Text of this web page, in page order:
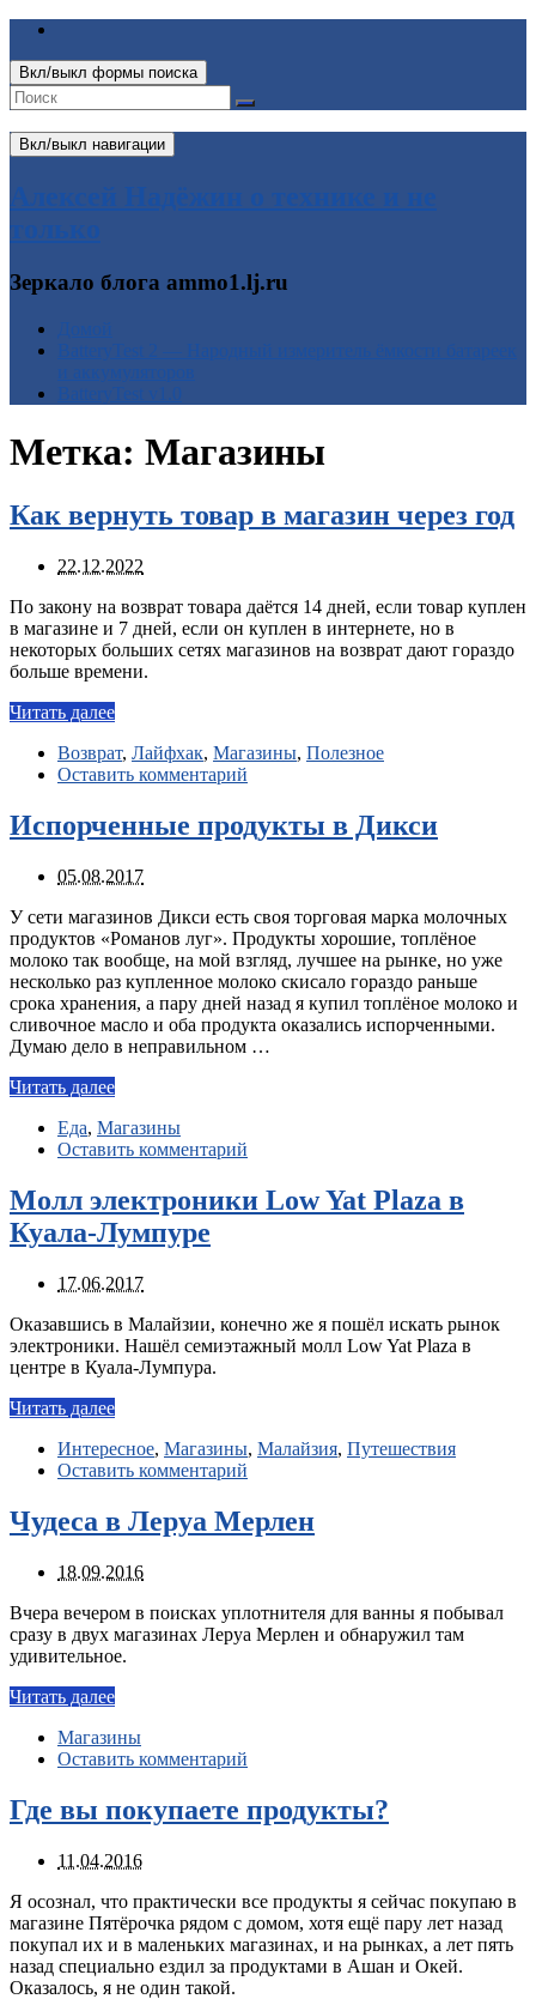
Вкл/выкл формы поиска
Вкл/выкл навигации
Алексей Надёжин о технике и не
только
Зеркало блога ammo1.lj.ru
Метка: Магазины
Как вернуть товар в магазин через год
22.12.2022
По закону на возврат товара даётся 14 дней, если товар куплен
в магазине и 7 дней, если он куплен в интернете, но в
некоторых больших сетях магазинов на возврат дают гораздо
больше времени.
Читать далее
Возврат, Лайфхак, Магазины, Полезное
Оставить комментарий
Испорченные продукты в Дикси
05.08.2017
У сети магазинов Дикси есть своя торговая марка молочных
продуктов «Романов луг». Продукты хорошие, топлёное
молоко так вообще, на мой взгляд, лучшее на рынке, но уже
несколько раз купленное молоко скисало гораздо раньше
срока хранения, а пару дней назад я купил топлёное молоко и
сливочное масло и оба продукта оказались испорченными.
Думаю дело в неправильном …
Читать далее
Еда, Магазины
Оставить комментарий
Молл электроники Low Yat Plaza в
Куала-Лумпуре
17.06.2017
Оказавшись в Малайзии, конечно же я пошёл искать рынок
электроники. Нашёл семиэтажный молл Low Yat Plaza в
центре в Куала-Лумпура.
Читать далее
Интересное, Магазины, Малайзия, Путешествия
Оставить комментарий
Чудеса в Леруа Мерлен
18.09.2016
Вчера вечером в поисках уплотнителя для ванны я побывал
сразу в двух магазинах Леруа Мерлен и обнаружил там
удивительное.
Читать далее
Магазины
Оставить комментарий
Где вы покупаете продукты?
11.04.2016
Я осознал, что практически все продукты я сейчас покупаю в
магазине Пятёрочка рядом с домом, хотя ещё пару лет назад
покупал их и в маленьких магазинах, и на рынках, а лет пять
назад специально ездил за продуктами в Ашан и Окей.
Оказалось, я не один такой.